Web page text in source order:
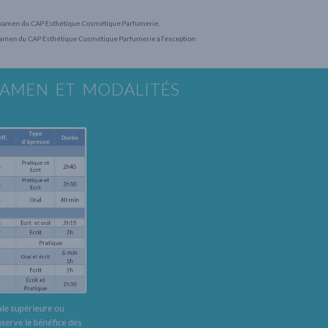
du CAP Esthétique Cosmétique Parfumerie.
du CAP Esthétique Cosmétique Parfumerie à l’exception
ET MODALITÉS
supérieure ou
le bénéfice des